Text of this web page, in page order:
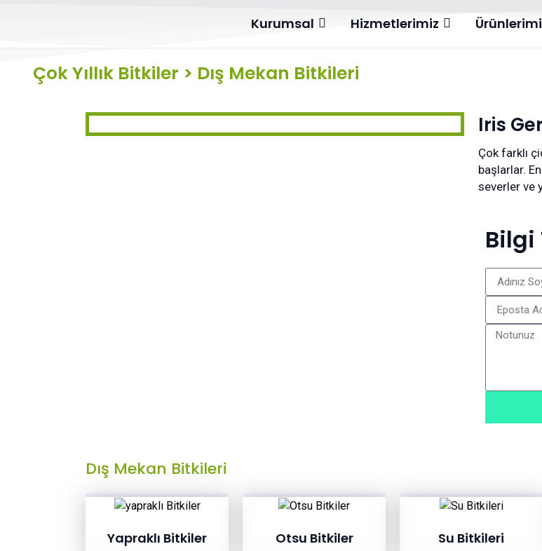
Kurumsal Hizmetlerimiz
Çok Yıllık Bitkiler > Dış Mekan Bitkileri
Iris
Çok farklı
başlarlar.
severler ve
Bilgi
Dış Mekan Bitkileri
Yapraklı Bitkiler Otsu Bitkiler Su Bitkileri